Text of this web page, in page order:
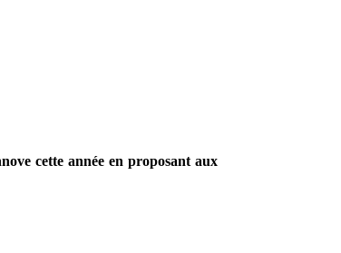
cette année en proposant aux